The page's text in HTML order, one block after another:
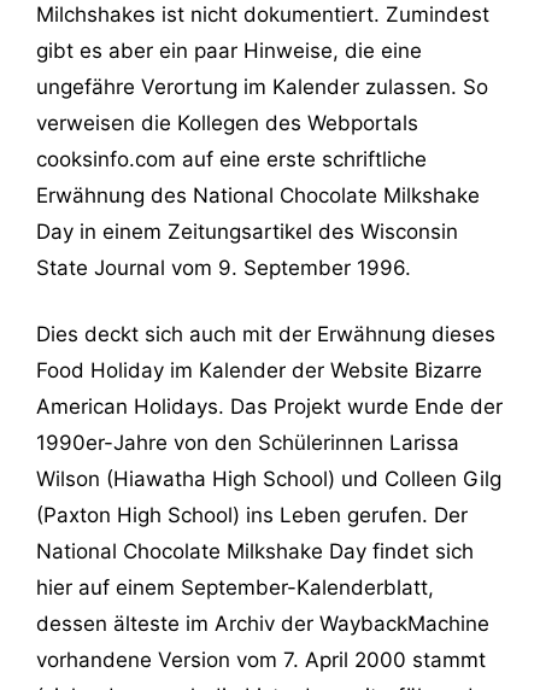
Milchshakes ist nicht dokumentiert. Zumindest
gibt es aber ein paar Hinweise, die eine
ungefähre Verortung im Kalender zulassen. So
verweisen die Kollegen des Webportals
cooksinfo.com auf eine erste schriftliche
Erwähnung des National Chocolate Milkshake
Day in einem Zeitungsartikel des Wisconsin
State Journal vom 9. September 1996.
Dies deckt sich auch mit der Erwähnung dieses
Food Holiday im Kalender der Website Bizarre
American Holidays. Das Projekt wurde Ende der
1990er-Jahre von den Schülerinnen Larissa
Wilson (Hiawatha High School) und Colleen Gilg
(Paxton High School) ins Leben gerufen. Der
National Chocolate Milkshake Day findet sich
hier auf einem September-Kalenderblatt,
dessen älteste im Archiv der WaybackMachine
vorhandene Version vom 7. April 2000 stammt